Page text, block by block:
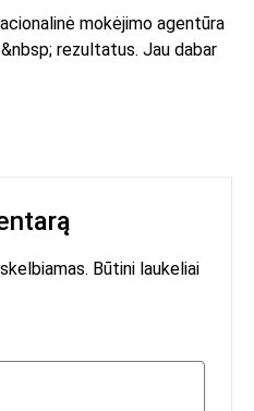
mokėjimo agentūra
rezultatus. Jau dabar
Būtini laukeliai